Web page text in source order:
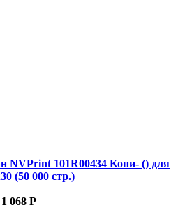
NVPrint 101R00434 Копи- () для
(50 000 стр.)
1 068 Р